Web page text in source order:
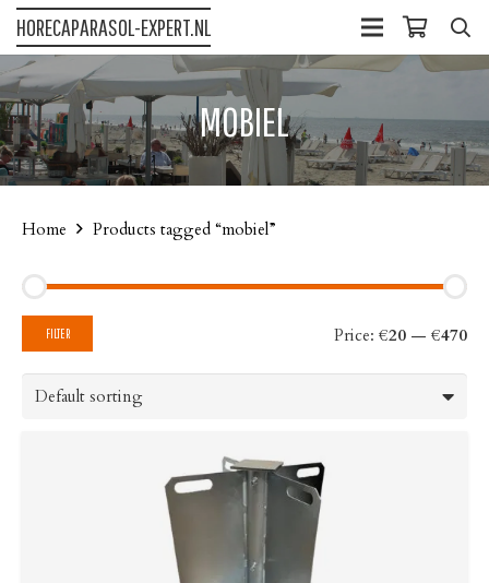
HORECAPARASOL-EXPERT.NL
MOBIEL
Home Products tagged “mobiel”
FILTER Price: €20 — €470